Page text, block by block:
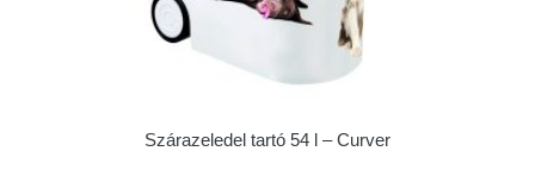
Szárazeledel tartó 54 l – Curver